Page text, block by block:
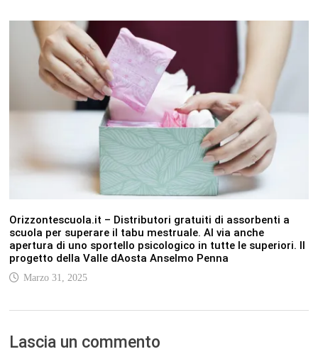
Orizzontescuola.it – Distributori gratuiti di assorbenti a
scuola per superare il tabu mestruale. Al via anche
apertura di uno sportello psicologico in tutte le superiori. Il
progetto della Valle dAosta Anselmo Penna
Marzo 31, 2025
Lascia un commento